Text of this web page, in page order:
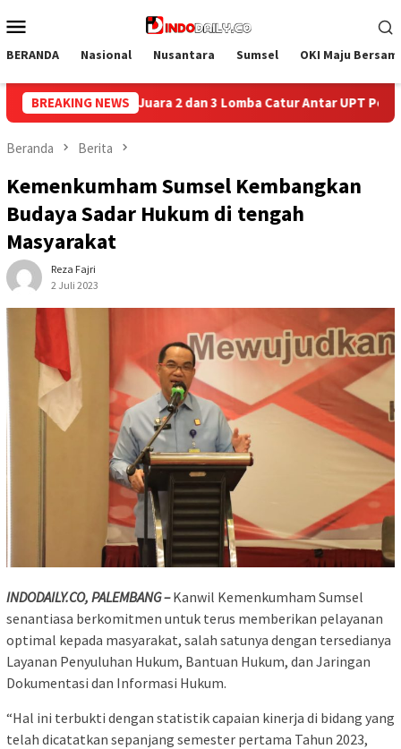
ke
Mobile
BERANDA Nasional Nusantara Sumsel OKI Maju
BREAKING NEWS
Antar UPT Pemasyarakatan se-Palembang Raya
Beranda Berita
Kemenkumham Sumsel Kembangkan
Budaya Sadar Hukum di tengah
Masyarakat
Reza Fajri
2 Juli 2023
INDODAILY.CO, PALEMBANG –Kanwil Kemenkumham Sumsel
senantiasa berkomitmen untuk terus memberikan pelayanan
optimal kepada masyarakat, salah satunya dengan tersedianya
Layanan Penyuluhan Hukum, Bantuan Hukum, dan Jaringan
Dokumentasi dan Informasi Hukum.
“Hal ini terbukti dengan statistik capaian kinerja di bidang yang
telah dicatatkan sepanjang semester pertama Tahun 2023,